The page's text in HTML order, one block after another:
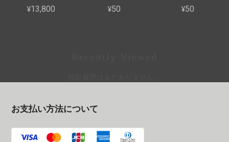
¥13,800 ¥50 ¥50
お支払い方法について